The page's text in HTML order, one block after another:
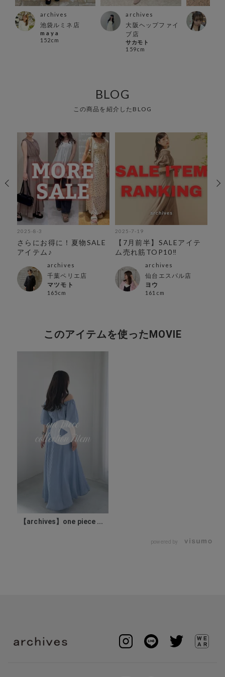
archives
池袋ルミネ店
m a y a
152cm
archives
大阪ヘップファイ
ブ店
サカモト
159cm
BLOG
この商品を紹介したBLOG
2025-8-3
さらにお得に！夏物SALE
アイテム♪
archives
千葉ペリエ店
マツモト
165cm
2025-7-19
【7月前半】SALEアイテ
ム売れ筋TOP10‼︎
archives
仙台エスパル店
ヨウ
161cm
このアイテムを使ったMOVIE
【archives】one piece ...
powered by